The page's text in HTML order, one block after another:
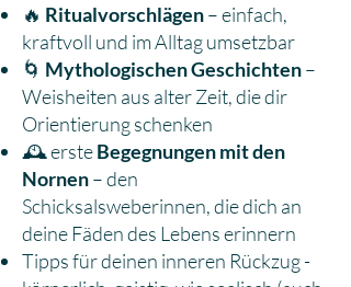
🔥 Ritualvorschlägen– einfach,
kraftvoll und im Alltag umsetzbar
🌀 Mythologischen Geschichten–
Weisheiten aus alter Zeit, die dir
Orientierung schenken
🕰️ ersteBegegnungen mit den
Nornen– den
Schicksalsweberinnen, die dich an
deine Fäden des Lebens erinnern
Tipps für deinen inneren Rückzug -